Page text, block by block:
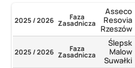
2025 / 2026 Faza
Zasadnicza
Asseco
Resovia
Rzeszów
2025 / 2026 Faza
Zasadnicza
Ślepsk
Malow
Suwałki